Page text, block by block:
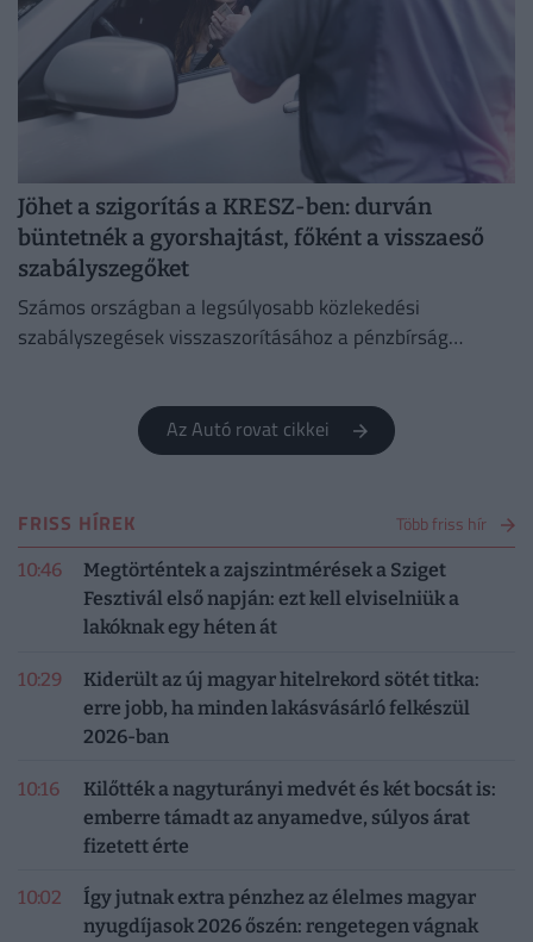
Jöhet a szigorítás a KRESZ-ben: durván
büntetnék a gyorshajtást, főként a visszaeső
szabályszegőket
Számos országban a legsúlyosabb közlekedési
szabályszegések visszaszorításához a pénzbírság
Az Autó rovat cikkei
FRISS HÍREK Több friss hír
10:46
Megtörténtek a zajszintmérések a Sziget
Fesztivál első napján: ezt kell elviselniük a
lakóknak egy héten át
10:29
Kiderült az új magyar hitelrekord sötét titka:
erre jobb, ha minden lakásvásárló felkészül
2026-ban
10:16
Kilőtték a nagyturányi medvét és két bocsát is:
emberre támadt az anyamedve, súlyos árat
fizetett érte
10:02
Így jutnak extra pénzhez az élelmes magyar
nyugdíjasok 2026 őszén: rengetegen vágnak